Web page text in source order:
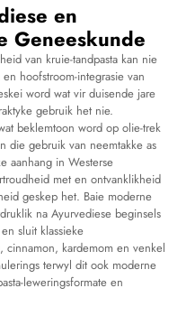
en
Geneeskunde
van kruie-tandpasta kan nie
hoofstroom-integrasie van
word wat vir duisende jare
gebruik het nie.
beklemtoon word op olie-trek
die gebruik van neemtakke as
aanhang in Westerse
met en ontvanklikheid
geskep het. Baie moderne
na Ayurvediese beginsels
sluit klassieke
cinnamon, kardemom en venkel
terwyl dit ook moderne
leweringsformate en